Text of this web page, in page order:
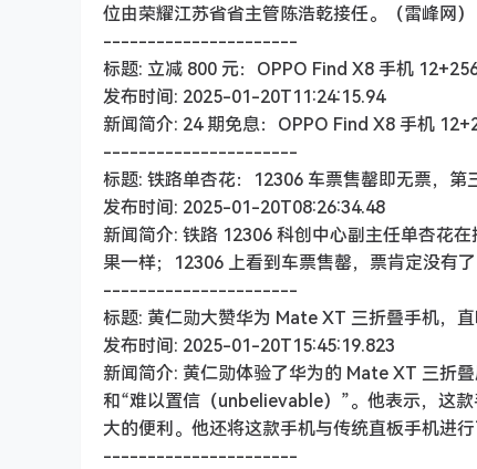
位由荣耀江苏省省主管陈浩乾接任。（雷峰网）
----------------------
标题: 立减 800 元：OPPO Find X8 手机
发布时间: 2025-01-20T11:24:15.94
新闻简介: 24 期免息：OPPO Find X8 手机
----------------------
标题: 铁路单杏花：12306 车票售罄即无票，第
发布时间: 2025-01-20T08:26:34.48
新闻简介: 铁路 12306 科创中心副主任单杏花
果一样；12306 上看到车票售罄，票肯定没有
----------------------
标题: 黄仁勋大赞华为 Mate XT 三折叠手机，
发布时间: 2025-01-20T15:45:19.823
新闻简介: 黄仁勋体验了华为的 Mate XT 三折
和“难以置信（unbelievable）”。他表示，这
大的便利。他还将这款手机与传统直板手机进
----------------------